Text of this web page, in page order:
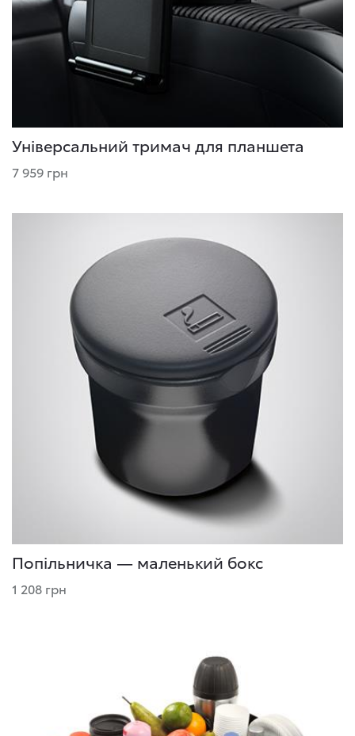
Універсальний тримач для планшета
7 959 грн
Попільничка — маленький бокс
1 208 грн